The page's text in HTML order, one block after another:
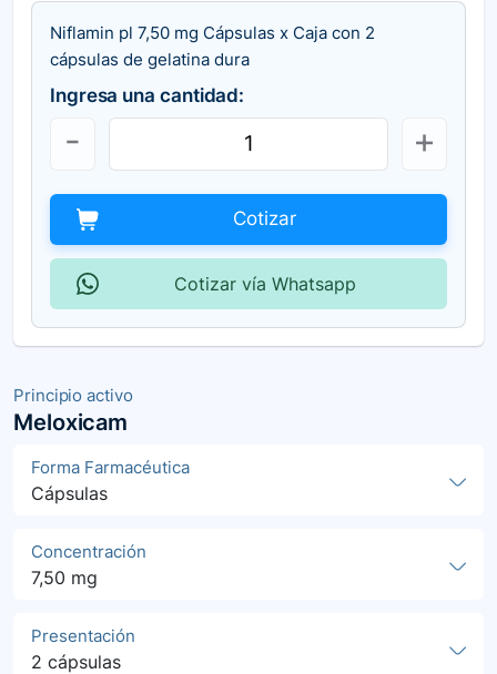
Principio activo
Meloxicam
Forma Farmacéutica
Cápsulas
Concentración
7,50 mg
Presentación
2 cápsulas
Niflamin pl 7,50 mg Cápsulas x Caja con 2
cápsulas de gelatina dura
Ingresa una cantidad:
Cotizar
Cotizar vía Whatsapp